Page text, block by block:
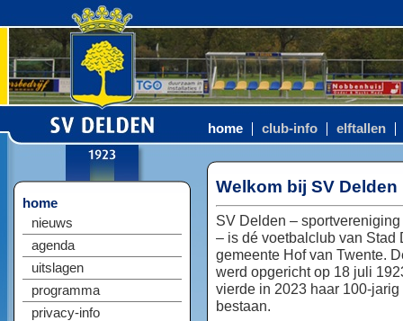
home club-info elftallen
home
nieuws
agenda
uitslagen
programma
privacy-info
Welkom bij SV Delden
SV Delden –
– is dé voetbalclub van Stad
gemeente Hof van Twente.
werd opgericht op 18 juli
vierde in 2023 haar 100-jarig
bestaan.